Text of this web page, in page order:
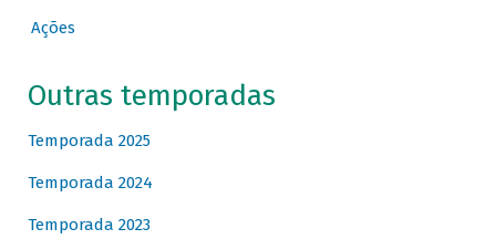
Ações
Outras temporadas
Temporada 2025
Temporada 2024
Temporada 2023